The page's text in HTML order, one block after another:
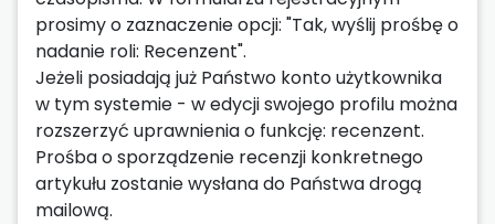
prosimy o zaznaczenie opcji: "Tak, wyślij prośbę o
nadanie roli: Recenzent".
Jeżeli posiadają już Państwo konto użytkownika
w tym systemie - w edycji swojego profilu można
rozszerzyć uprawnienia o funkcję: recenzent.
Prośba o sporządzenie recenzji konkretnego
artykułu zostanie wysłana do Państwa drogą
mailową.